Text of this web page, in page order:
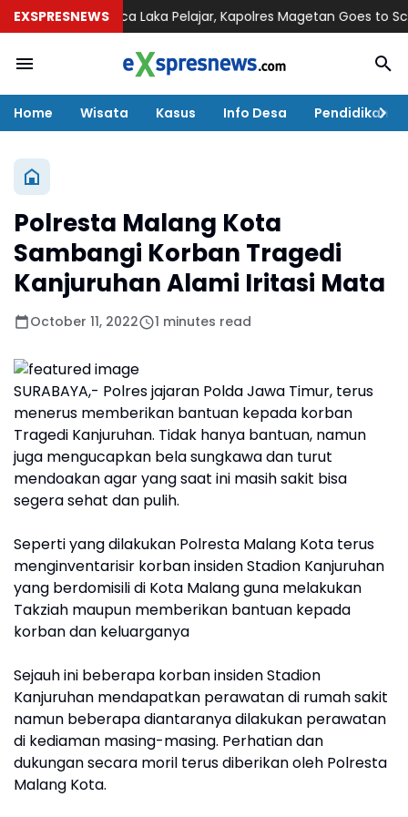
EXSPRESNEWS
Pasca Laka Pelajar, Kapolres Magetan Goes to School
Home Wisata Kasus Info Desa Pendidikan
Polresta Malang Kota
Sambangi Korban Tragedi
Kanjuruhan Alami Iritasi Mata
October 11, 2022 1 minutes read
SURABAYA,- Polres jajaran Polda Jawa Timur, terus
menerus memberikan bantuan kepada korban
Tragedi Kanjuruhan. Tidak hanya bantuan, namun
juga mengucapkan bela sungkawa dan turut
mendoakan agar yang saat ini masih sakit bisa
segera sehat dan pulih.
Seperti yang dilakukan Polresta Malang Kota terus
menginventarisir korban insiden Stadion Kanjuruhan
yang berdomisili di Kota Malang guna melakukan
Takziah maupun memberikan bantuan kepada
korban dan keluarganya
Sejauh ini beberapa korban insiden Stadion
Kanjuruhan mendapatkan perawatan di rumah sakit
namun beberapa diantaranya dilakukan perawatan
di kediaman masing-masing. Perhatian dan
dukungan secara moril terus diberikan oleh Polresta
Malang Kota.